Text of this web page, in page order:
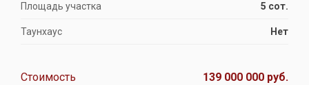
Площадь участка 5 сот.
Таунхаус Нет
Стоимость 139 000 000 руб.